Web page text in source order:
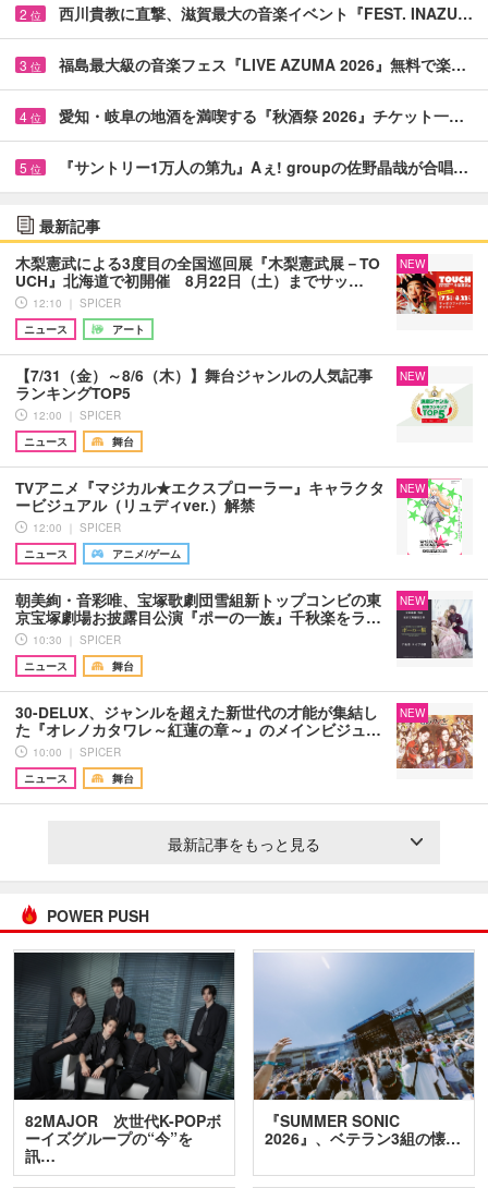
2 位 西川貴教に直撃、滋賀最大の音楽イベント『FEST. INAZU…
3 位 福島最大級の音楽フェス『LIVE AZUMA 2026』無料で楽…
4 位 愛知・岐阜の地酒を満喫する『秋酒祭 2026』チケット一…
5 位 『サントリー1万人の第九』Aぇ! groupの佐野晶哉が合唱…
最新記事
木梨憲武による3度目の全国巡回展『木梨憲武展－TO
UCH』北海道で初開催 8月22日（土）までサッ…
12:10 ｜ SPICER
ニュース
アート
NEW
【7/31（金）～8/6（木）】舞台ジャンルの人気記事
ランキングTOP5
12:00 ｜ SPICER
ニュース
舞台
NEW
TVアニメ『マジカル★エクスプローラー』キャラクタ
ービジュアル（リュディver.）解禁
12:00 ｜ SPICER
ニュース
アニメ/ゲーム
NEW
朝美絢・音彩唯、宝塚歌劇団雪組新トップコンビの東
京宝塚劇場お披露目公演『ポーの一族』千秋楽をラ…
10:30 ｜ SPICER
ニュース
舞台
NEW
30-DELUX、ジャンルを超えた新世代の才能が集結し
た『オレノカタワレ～紅蓮の章～』のメインビジュ…
10:00 ｜ SPICER
ニュース
舞台
NEW
最新記事をもっと見る
POWER PUSH
82MAJOR 次世代K-POPボ
ーイズグループの“今”を
訊…
『SUMMER SONIC
2026』、ベテラン3組の懐…